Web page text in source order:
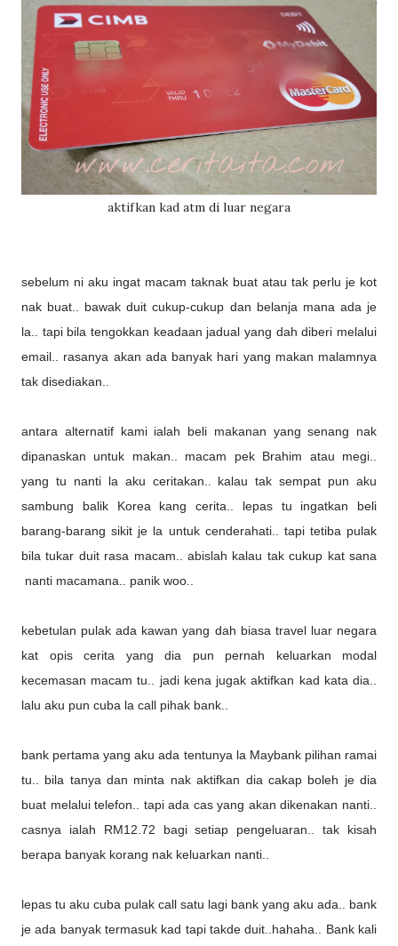
aktifkan kad atm di luar negara
sebelum ni aku ingat macam taknak buat atau tak perlu je kot
nak buat.. bawak duit cukup-cukup dan belanja mana ada je
la.. tapi bila tengokkan keadaan jadual yang dah diberi melalui
email.. rasanya akan ada banyak hari yang makan malamnya
tak disediakan..
antara alternatif kami ialah beli makanan yang senang nak
dipanaskan untuk makan.. macam pek Brahim atau megi..
yang tu nanti la aku ceritakan.. kalau tak sempat pun aku
sambung balik Korea kang cerita.. lepas tu ingatkan beli
barang-barang sikit je la untuk cenderahati.. tapi tetiba pulak
bila tukar duit rasa macam.. abislah kalau tak cukup kat sana
nanti macamana.. panik woo..
kebetulan pulak ada kawan yang dah biasa travel luar negara
kat opis cerita yang dia pun pernah keluarkan modal
kecemasan macam tu.. jadi kena jugak aktifkan kad kata dia..
lalu aku pun cuba la call pihak bank..
bank pertama yang aku ada tentunya la Maybank pilihan ramai
tu.. bila tanya dan minta nak aktifkan dia cakap boleh je dia
buat melalui telefon.. tapi ada cas yang akan dikenakan nanti..
casnya ialah RM12.72 bagi setiap pengeluaran.. tak kisah
berapa banyak korang nak keluarkan nanti..
lepas tu aku cuba pulak call satu lagi bank yang aku ada.. bank
je ada banyak termasuk kad tapi takde duit..hahaha.. Bank kali